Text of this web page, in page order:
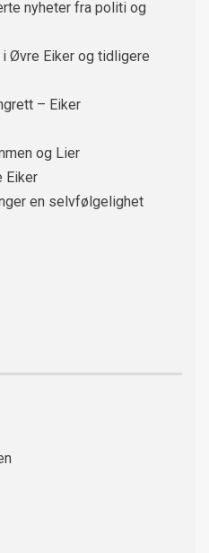
nyheter fra politi og
Øvre Eiker og tidligere
– Eiker
og Lier
Eiker
en selvfølgelighet